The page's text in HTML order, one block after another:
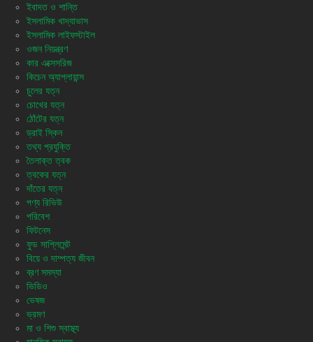
ইবাদত ও শান্তি
ইসলামিক খাদ্যাভাস
ইসলামিক লাইফস্টাইল
ওজন নিয়ন্ত্রণ
কার এক্সেসরিজ
কিচেন অ্যাপ্লায়ান্স
চুলের যত্ন
চোখের যত্ন
ঠোঁটের যত্ন
ড্রাই স্কিন
তথ্য প্রযুক্তি
তৈলাক্ত ত্বক
ত্বকের যত্ন
দাঁতের যত্ন
পণ্য রিভিউ
পরিবেশ
ফিটনেস
ফুড সাপ্লিমেন্ট
বিয়ে ও দাম্পত্য জীবন
ব্রণ সমস্যা
ভিডিও
ভেষজ
ভ্রমণ
মা ও শিশু স্বাস্থ্য